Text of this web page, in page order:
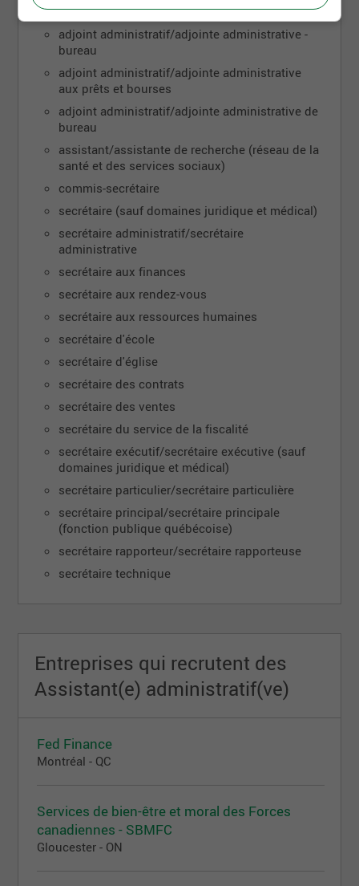
adjoint administratif/adjointe administrative
adjoint administratif/adjointe administrative -
bureau
adjoint administratif/adjointe administrative
aux prêts et bourses
adjoint administratif/adjointe administrative de
bureau
assistant/assistante de recherche (réseau de la
santé et des services sociaux)
commis-secrétaire
secrétaire (sauf domaines juridique et médical)
secrétaire administratif/secrétaire
administrative
secrétaire aux finances
secrétaire aux rendez-vous
secrétaire aux ressources humaines
secrétaire d'école
secrétaire d'église
secrétaire des contrats
secrétaire des ventes
secrétaire du service de la fiscalité
secrétaire exécutif/secrétaire exécutive (sauf
domaines juridique et médical)
secrétaire particulier/secrétaire particulière
secrétaire principal/secrétaire principale
(fonction publique québécoise)
secrétaire rapporteur/secrétaire rapporteuse
secrétaire technique
Entreprises qui recrutent des
Assistant(e) administratif(ve)
Fed Finance
Montréal - QC
Services de bien-être et moral des Forces
canadiennes - SBMFC
Gloucester - ON